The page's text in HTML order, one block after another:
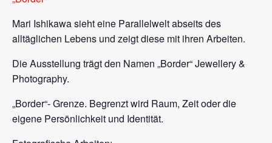
Mari Ishikawa sieht eine Parallelwelt abseits des
alltäglichen Lebens und zeigt diese mit ihren Arbeiten.
Die Ausstellung trägt den Namen „Border“ Jewellery &
Photography.
„Border“- Grenze. Begrenzt wird Raum, Zeit oder die
eigene Persönlichkeit und Identität.